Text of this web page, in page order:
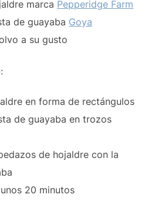
marca Pepperidge Farm
de guayaba Goya
a su gusto
en forma de rectángulos
de guayaba en trozos
de hojaldre con la
20 minutos